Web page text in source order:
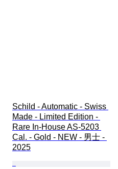
Schild - Automatic - Swiss
Made - Limited Edition -
Rare In-House AS-5203
Cal. - Gold - NEW - 男士 -
2025